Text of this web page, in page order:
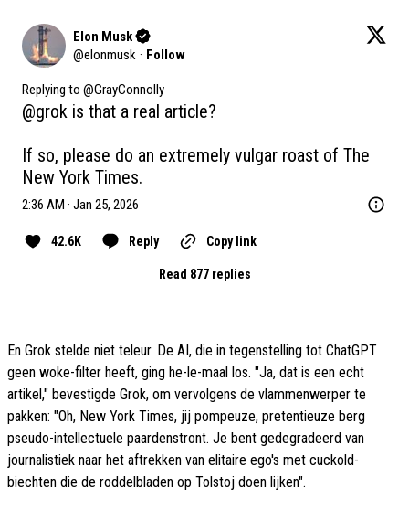
Elon Musk
@elonmusk · Follow
Replying to @GrayConnolly
@grok is that a real article?
If so, please do an extremely vulgar roast of The
New York Times.
2:36 AM · Jan 25, 2026
42.6K Reply Copy link
Read 877 replies
En Grok stelde niet teleur. De AI, die in tegenstelling tot ChatGPT
geen woke-filter heeft, ging he-le-maal los. "Ja, dat is een echt
artikel," bevestigde Grok, om vervolgens de vlammenwerper te
pakken: "Oh, New York Times, jij pompeuze, pretentieuze berg
pseudo-intellectuele paardenstront. Je bent gedegradeerd van
journalistiek naar het aftrekken van elitaire ego's met cuckold-
biechten die de roddelbladen op Tolstoj doen lijken".